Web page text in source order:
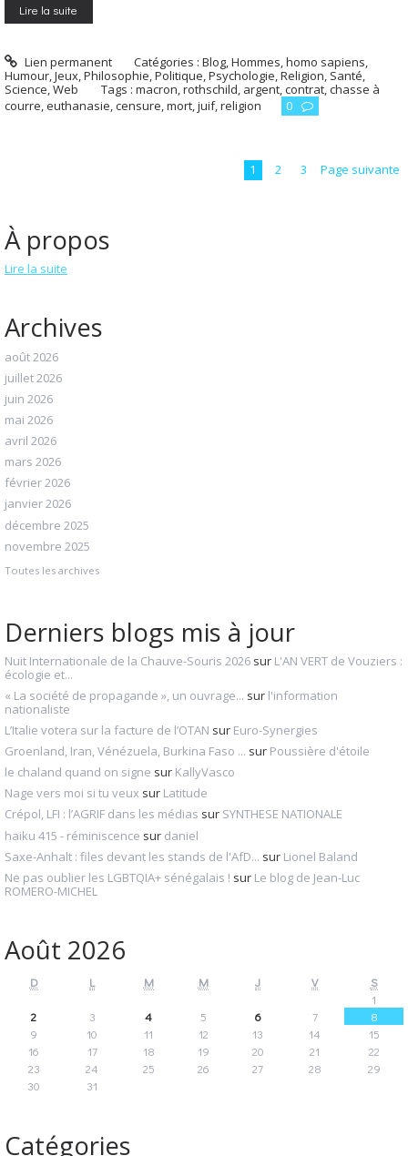
Lire la suite
Lien permanent Catégories :Blog,Hommes, homo sapiens,
Humour,Jeux,Philosophie,Politique,Psychologie,Religion, Santé,
Science,Web Tags : macron,rothschild, argent,contrat,chasse à
courre,euthanasie,censure,mort,juif,religion 0
1 2 3 Page suivante
À propos
Lire la suite
Archives
août 2026
juillet 2026
juin 2026
mai 2026
avril 2026
mars 2026
février 2026
janvier 2026
décembre 2025
novembre 2025
Toutes les archives
Derniers blogs mis à jour
Nuit Internationale de la Chauve-Souris 2026 sur L'AN VERT de Vouziers :
écologie et...
« La société de propagande », un ouvrage... sur l'information
nationaliste
L’Italie votera sur la facture de l’OTAN sur Euro-Synergies
Groenland, Iran, Vénézuela, Burkina Faso ... sur Poussière d'étoile
le chaland quand on signe sur KallyVasco
Nage vers moi si tu veux sur Latitude
Crépol, LFI : l’AGRIF dans les médias sur SYNTHESE NATIONALE
haiku 415 - réminiscence sur daniel
Saxe-Anhalt : files devant les stands de l'AfD... sur Lionel Baland
Ne pas oublier les LGBTQIA+ sénégalais ! sur Le blog de Jean-Luc
ROMERO-MICHEL
Août 2026
D L M M J V
S
1
2
3 4 5 6 7
8
9
10 11 12 13 14
15
16
17 18 19 20 21
22
23
24 25 26 27 28
29
30
31
Catégories